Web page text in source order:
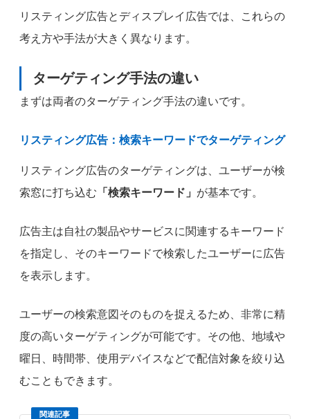
リスティング広告とディスプレイ広告では、これらの
考え方や手法が大きく異なります。
ターゲティング手法の違い
まずは両者のターゲティング手法の違いです。
リスティング広告：検索キーワードでターゲティング
リスティング広告のターゲティングは、ユーザーが検
索窓に打ち込む 「検索キーワード」 が基本です。
広告主は自社の製品やサービスに関連するキーワード
を指定し、そのキーワードで検索したユーザーに広告
を表示します。
ユーザーの検索意図そのものを捉えるため、非常に精
度の高いターゲティングが可能です。その他、地域や
曜日、時間帯、使用デバイスなどで配信対象を絞り込
むこともできます。
関連記事